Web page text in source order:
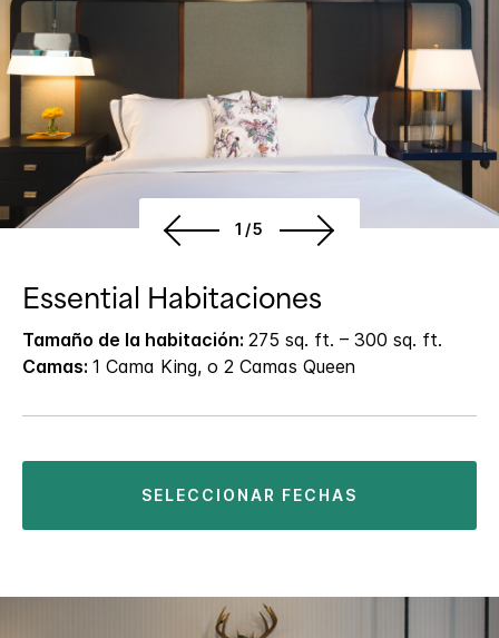
1/5
Essential Habitaciones
Tamaño de la habitación: 275 sq. ft. – 300 sq. ft.
Camas: 1 Cama King, o 2 Camas Queen
SELECCIONAR FECHAS